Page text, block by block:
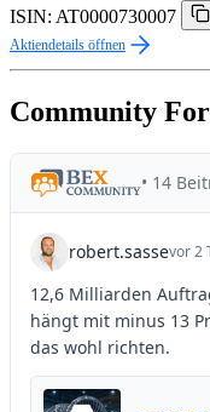
ISIN: AT0000730007
Aktiendetails öffnen
Community